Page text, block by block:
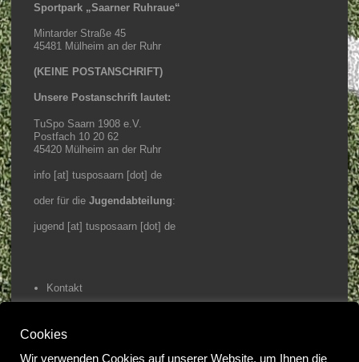
Sportpark „Saarner Ruhraue“
Mintarder Straße 45
45481 Mülheim an der Ruhr
(KEINE POSTANSCHRIFT)
Unsere Postanschrift lautet:
TuSpo Saarn 1908 e.V.
Postfach 10 20 62
45420 Mülheim an der Ruhr
info [at] tusposaarn [dot] de
oder für die Jugendabteilung:
jugend [at] tusposaarn [dot] de
Kontakt
Home
Cookies
Wir verwenden Cookies auf unserer Website, um Ihnen die